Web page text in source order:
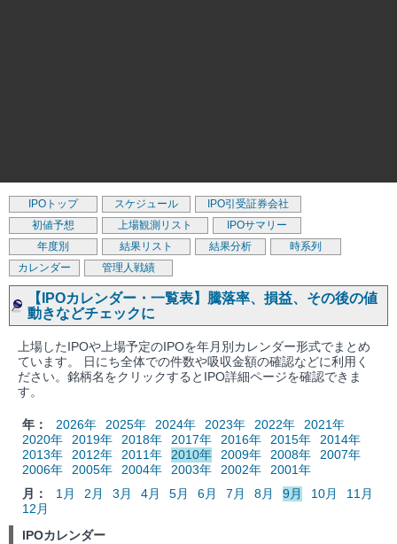
IPOトップ スケジュール
IPO引受証券会社
初値予想
上場観測リスト
IPOサマリー
年度別
結果リスト 結果分析
時系列
カレンダー
管理人戦績
【IPOカレンダー・一覧表】騰落率、損益、その後の値
動きなどチェックに
上場したIPOや上場予定のIPOを年月別カレンダー形式でまとめ
ています。 日にち全体での件数や吸収金額の確認などに利用く
ださい。銘柄名をクリックするとIPO詳細ページを確認できま
す。
年： 2026年 2025年 2024年 2023年 2022年
2021年
2020年
2019年 2018年 2017年 2016年 2015年
2014年
2013年
2012年 2011年 2010年 2009年 2008年
2007年
2006年
2005年 2004年 2003年 2002年
2001年
月：
1月 2月 3月 4月 5月 6月 7月 8月 9月 10月
11月
12月
IPOカレンダー